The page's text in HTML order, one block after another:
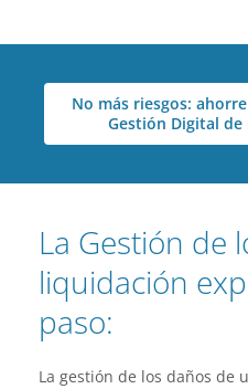
No más riesgos:
Gestión Digital
La Gestión de
liquidación
paso:
La gestión de los daños de